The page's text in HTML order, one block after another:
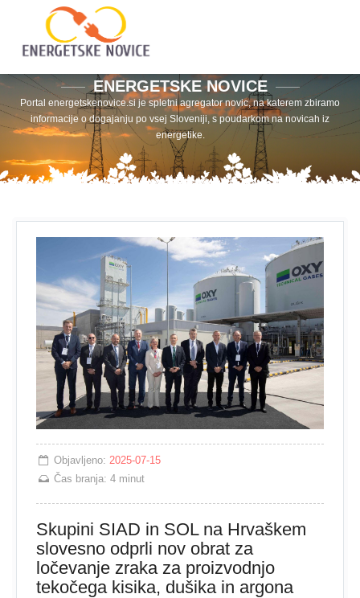
ENERGETSKE NOVICE
Portal energetskenovice.si je spletni agregator novic, na katerem zbiramo
informacije o dogajanju po vsej Sloveniji, s poudarkom na novicah iz
energetike.
Objavljeno: 2025-07-15
Čas branja:4 minut
Skupini SIAD in SOL na Hrvaškem
slovesno odprli nov obrat za
ločevanje zraka za proizvodnjo
tekočega kisika, dušika in argona